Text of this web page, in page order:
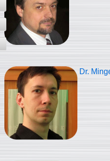
Dr.